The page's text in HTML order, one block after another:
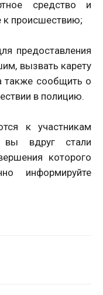
средство и
происшествию;
предоставления
вызвать карету
также сообщить о
в полицию.
к участникам
вы вдруг стали
которого
информируйте